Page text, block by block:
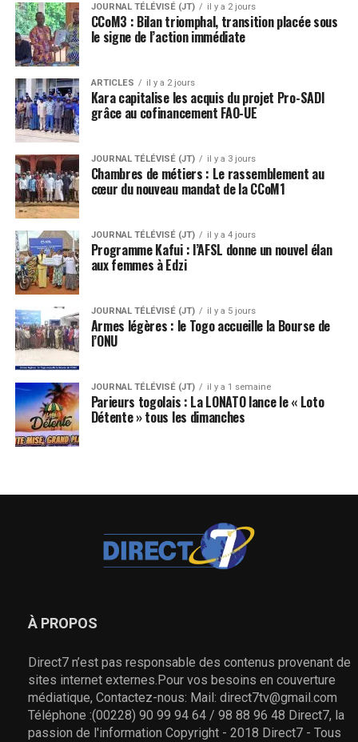
JOURNAL TÉLÉVISÉ (JT) il y a 2 jours
CCoM3 : Bilan triomphal, transition placée sous
le signe de l’action immédiate
ARTICLES il y a 2 jours
Kara capitalise les acquis du projet Pro-SADI
grâce au cofinancement FAO-UE
JOURNAL TÉLÉVISÉ (JT) il y a 3 jours
Chambres de métiers : Le rassemblement au
cœur du nouveau mandat de la CCoM1
JOURNAL TÉLÉVISÉ (JT) il y a 4 jours
Programme Kafui : l’AFSL donne un nouvel élan
aux femmes à Edzi
JOURNAL TÉLÉVISÉ (JT) il y a 5 jours
Armes légères : le Togo accueille la Bourse de
l’ONU
JOURNAL TÉLÉVISÉ (JT) il y a 1 semaine
Parieurs togolais : La LONATO lance le « Loto
Détente » tous les dimanches
À PROPOS
Direct7 n’est pas responsable des contenus provenant de
sites internet externes.Pour vos besoins en couverture
médiatique, Contactez-nous: Mail: direct7tv@gmail.com
Téléphone :(00228) 90 99 94 64 / 98 88 96 48 Direct7, la
passion de l'information Copyright - 2018 Direct7 - Tous